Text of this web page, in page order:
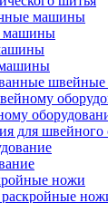
машины
машины
для швейного
ножи